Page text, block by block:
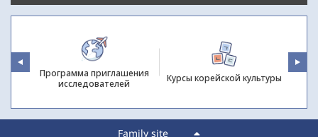
Программа приглашения
исследователей
Курсы корейской культуры
Family site